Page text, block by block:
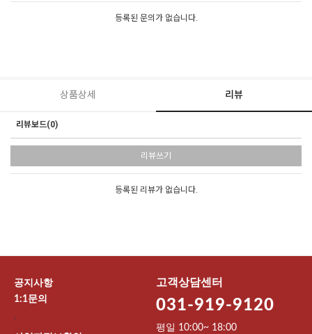
등록된 문의가 없습니다.
상품상세 리뷰
리뷰보드(0)
리뷰쓰기
등록된 리뷰가 없습니다.
공지사항
1:1문의
-
고객상담센터
031-919-9120
평일 10:00~ 18:00